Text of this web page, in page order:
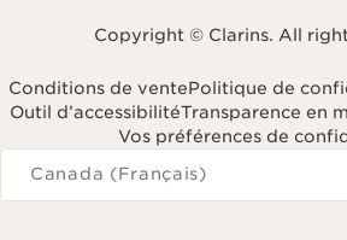
Copyright © Clarins. All
Conditions de ventePolitique de
Outil d’accessibilitéTransparence en
Vos préférences de
Navigates to
Canada (Français)